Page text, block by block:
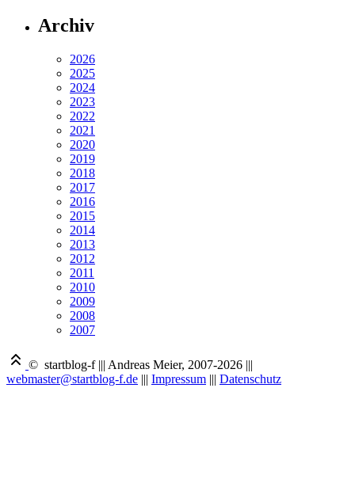
Archiv
2026
2025
2024
2023
2022
2021
2020
2019
2018
2017
2016
2015
2014
2013
2012
2011
2010
2009
2008
2007
© startblog-f ||| Andreas Meier, 2007-2026 |||
webmaster@startblog-f.de ||| Impressum ||| Datenschutz